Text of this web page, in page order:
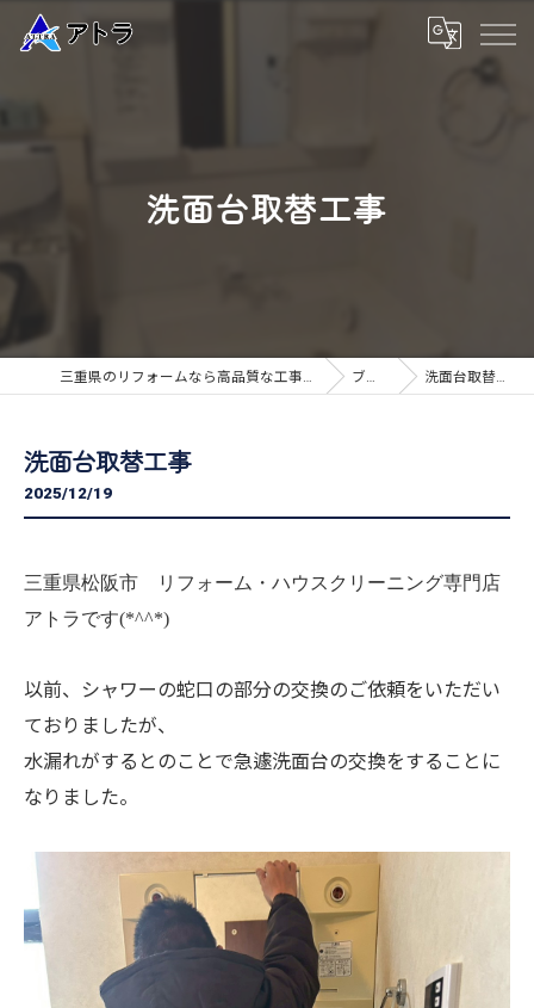
洗面台取替工事
三重県のリフォームなら高品質な工事のアトラ ブログ 洗面台取替工事
洗面台取替工事
2025/12/19
三重県松阪市 リフォーム・ハウスクリーニング専門店
アトラです(*^^*)
以前、シャワーの蛇口の部分の交換のご依頼をいただい
ておりましたが、
水漏れがするとのことで急遽洗面台の交換をすることに
なりました。